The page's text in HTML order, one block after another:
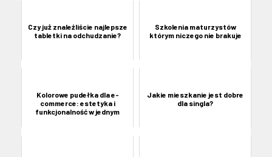
Czy już znaleźliście najlepsze
tabletki na odchudzanie?
Szkolenia maturzystów
którym niczego nie brakuje
Kolorowe pudełka dla e-
commerce: estetyka i
funkcjonalność w jednym
Jakie mieszkanie jest dobre
dla singla?